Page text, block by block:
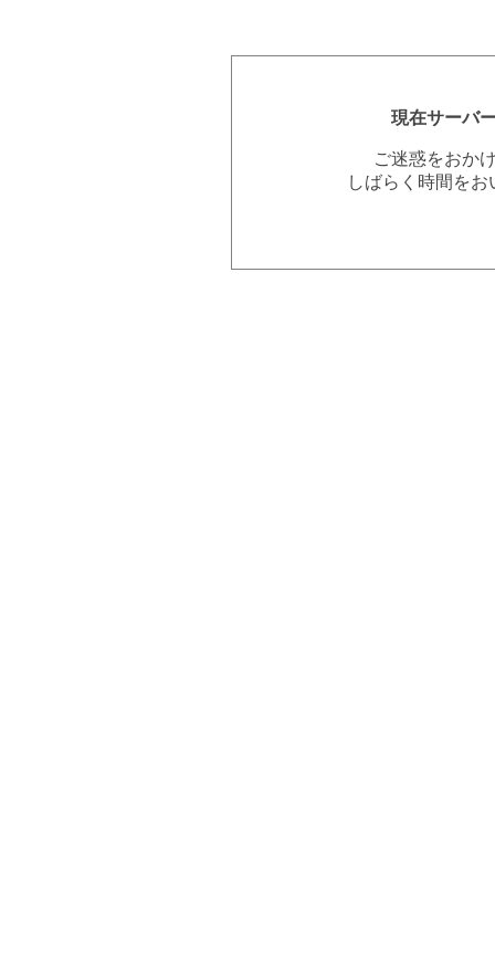
現在サーバ
ご迷惑をおか
しばらく時間を